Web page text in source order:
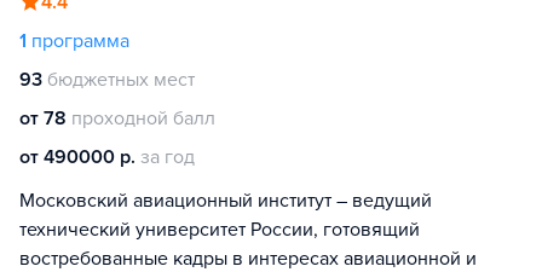
1 программа
93 бюджетных мест
от 78 проходной балл
от 490000 р. за год
Московский авиационный институт – ведущий
технический университет России, готовящий
востребованные кадры в интересах авиационной и